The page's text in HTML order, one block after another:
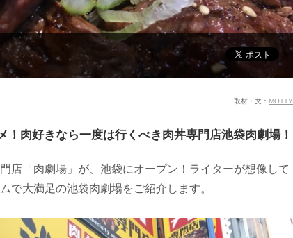
取材・文： MOTTY
！肉好きなら一度は行くべき肉丼専門店池袋肉劇場！
店「肉劇場」が、池袋にオープン！ライターが想像して
で大満足の池袋肉劇場をご紹介します。